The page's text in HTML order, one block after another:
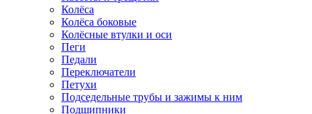
Колёса
Колёса боковые
Колёсные втулки и оси
Пеги
Педали
Переключатели
Петухи
Подседельные трубы и зажимы к ним
Подшипники